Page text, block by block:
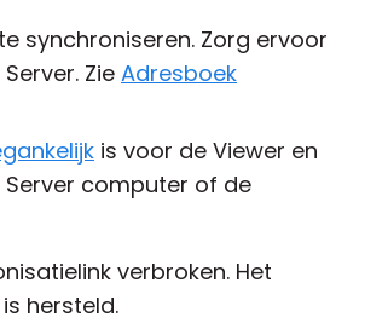
synchroniseren. Zorg ervoor
Zie Adresboek
is voor de Viewer en
computer of de
verbroken. Het
hersteld.